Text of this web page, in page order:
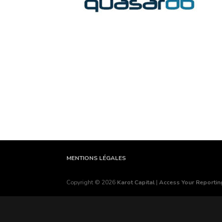
MENTIONS LÉGALES
Copyright © 2026 Karot Capital | Access Your